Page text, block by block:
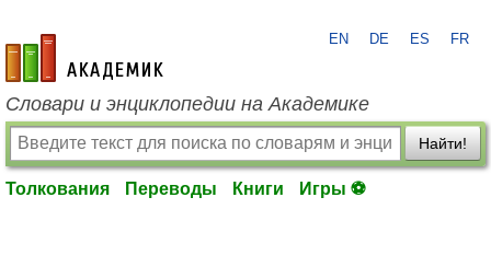
academic.ru
EN DE ES FR
Словари и энциклопедии на Академике
Найти!
Толкования Переводы Книги Игры ⚽